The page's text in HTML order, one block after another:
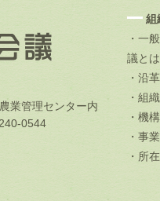
業管理センター内
0544
組
・一
議とは
・沿革
・組
・機
・事
・所